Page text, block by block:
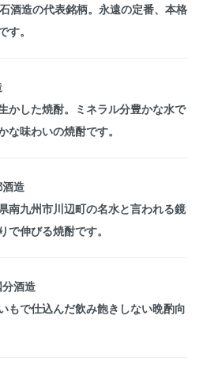
酒造の代表銘柄。永遠の定番、本格
。
かした焼酎。ミネラル分豊かな水で
味わいの焼酎です。
造
南九州市川辺町の名水と言われる鏡
伸びる焼酎です。
酒造
もで仕込んだ飲み飽きしない晩酌向